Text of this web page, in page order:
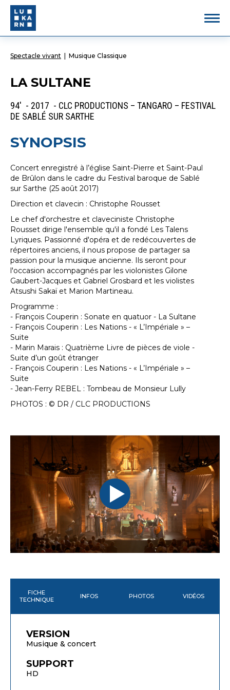
Spectacle vivant Musique Classique
LA SULTANE
94' - 2017 - CLC PRODUCTIONS – TANGARO – FESTIVAL
DE SABLÉ SUR SARTHE
SYNOPSIS
Concert enregistré à l’église Saint-Pierre et Saint-Paul
de Brûlon dans le cadre du Festival baroque de Sablé
sur Sarthe (25 août 2017)
Direction et clavecin : Christophe Rousset
Le chef d'orchestre et claveciniste Christophe
Rousset dirige l'ensemble qu'il a fondé Les Talens
Lyriques. Passionné d'opéra et de redécouvertes de
répertoires anciens, il nous propose de partager sa
passion pour la musique ancienne. Ils seront pour
l'occasion accompagnés par les violonistes Gilone
Gaubert-Jacques et Gabriel Grosbard et les violistes
Atsushi Sakaï et Marion Martineau.
Programme :
- François Couperin : Sonate en quatuor - La Sultane
- François Couperin : Les Nations - « L’Impériale » –
Suite
- Marin Marais : Quatrième Livre de pièces de viole -
Suite d’un goût étranger
- François Couperin : Les Nations - « L’Impériale » –
Suite
- Jean-Ferry REBEL : Tombeau de Monsieur Lully
PHOTOS : © DR / CLC PRODUCTIONS
FICHE
TECHNIQUE
INFOS PHOTOS VIDÉOS
VERSION
Musique & concert
SUPPORT
HD